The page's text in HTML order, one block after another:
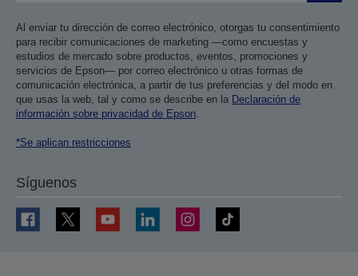
Al enviar tu dirección de correo electrónico, otorgas tu consentimiento
para recibir comunicaciones de marketing —como encuestas y
estudios de mercado sobre productos, eventos, promociones y
servicios de Epson— por correo electrónico u otras formas de
comunicación electrónica, a partir de tus preferencias y del modo en
que usas la web, tal y como se describe en la Declaración de
información sobre privacidad de Epson
*Se aplican restricciones
Síguenos